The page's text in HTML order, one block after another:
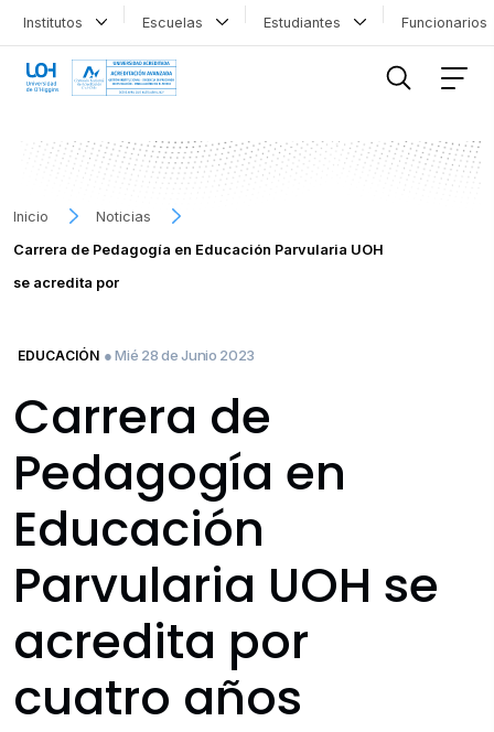
Institutos Escuelas Estudiantes
Inicio
Noticias
Carrera de Pedagogía en Educación Parvularia UOH
se acredita por
EDUCACIÓN ● Mié 28 de Junio 2023
Carrera de
Pedagogía en
Educación
Parvularia UOH se
acredita por
cuatro años